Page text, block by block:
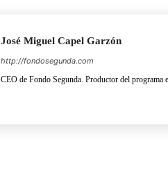
José Miguel Capel Garzón
http://fondosegunda.com
CEO de Fondo Segunda. Productor del programa